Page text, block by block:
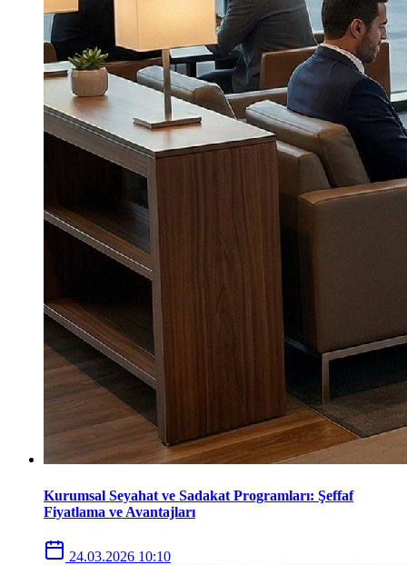
Kurumsal Seyahat ve Sadakat Programları: Şeffaf
Fiyatlama ve Avantajları
24.03.2026 10:10